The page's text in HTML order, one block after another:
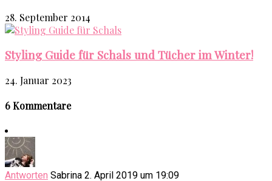
28. September 2014
Styling Guide für Schals und Tücher im Winter!
24. Januar 2023
6 Kommentare
Antworten Sabrina 2. April 2019 um 19:09